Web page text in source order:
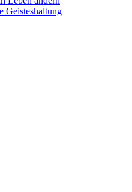
Geisteshaltung